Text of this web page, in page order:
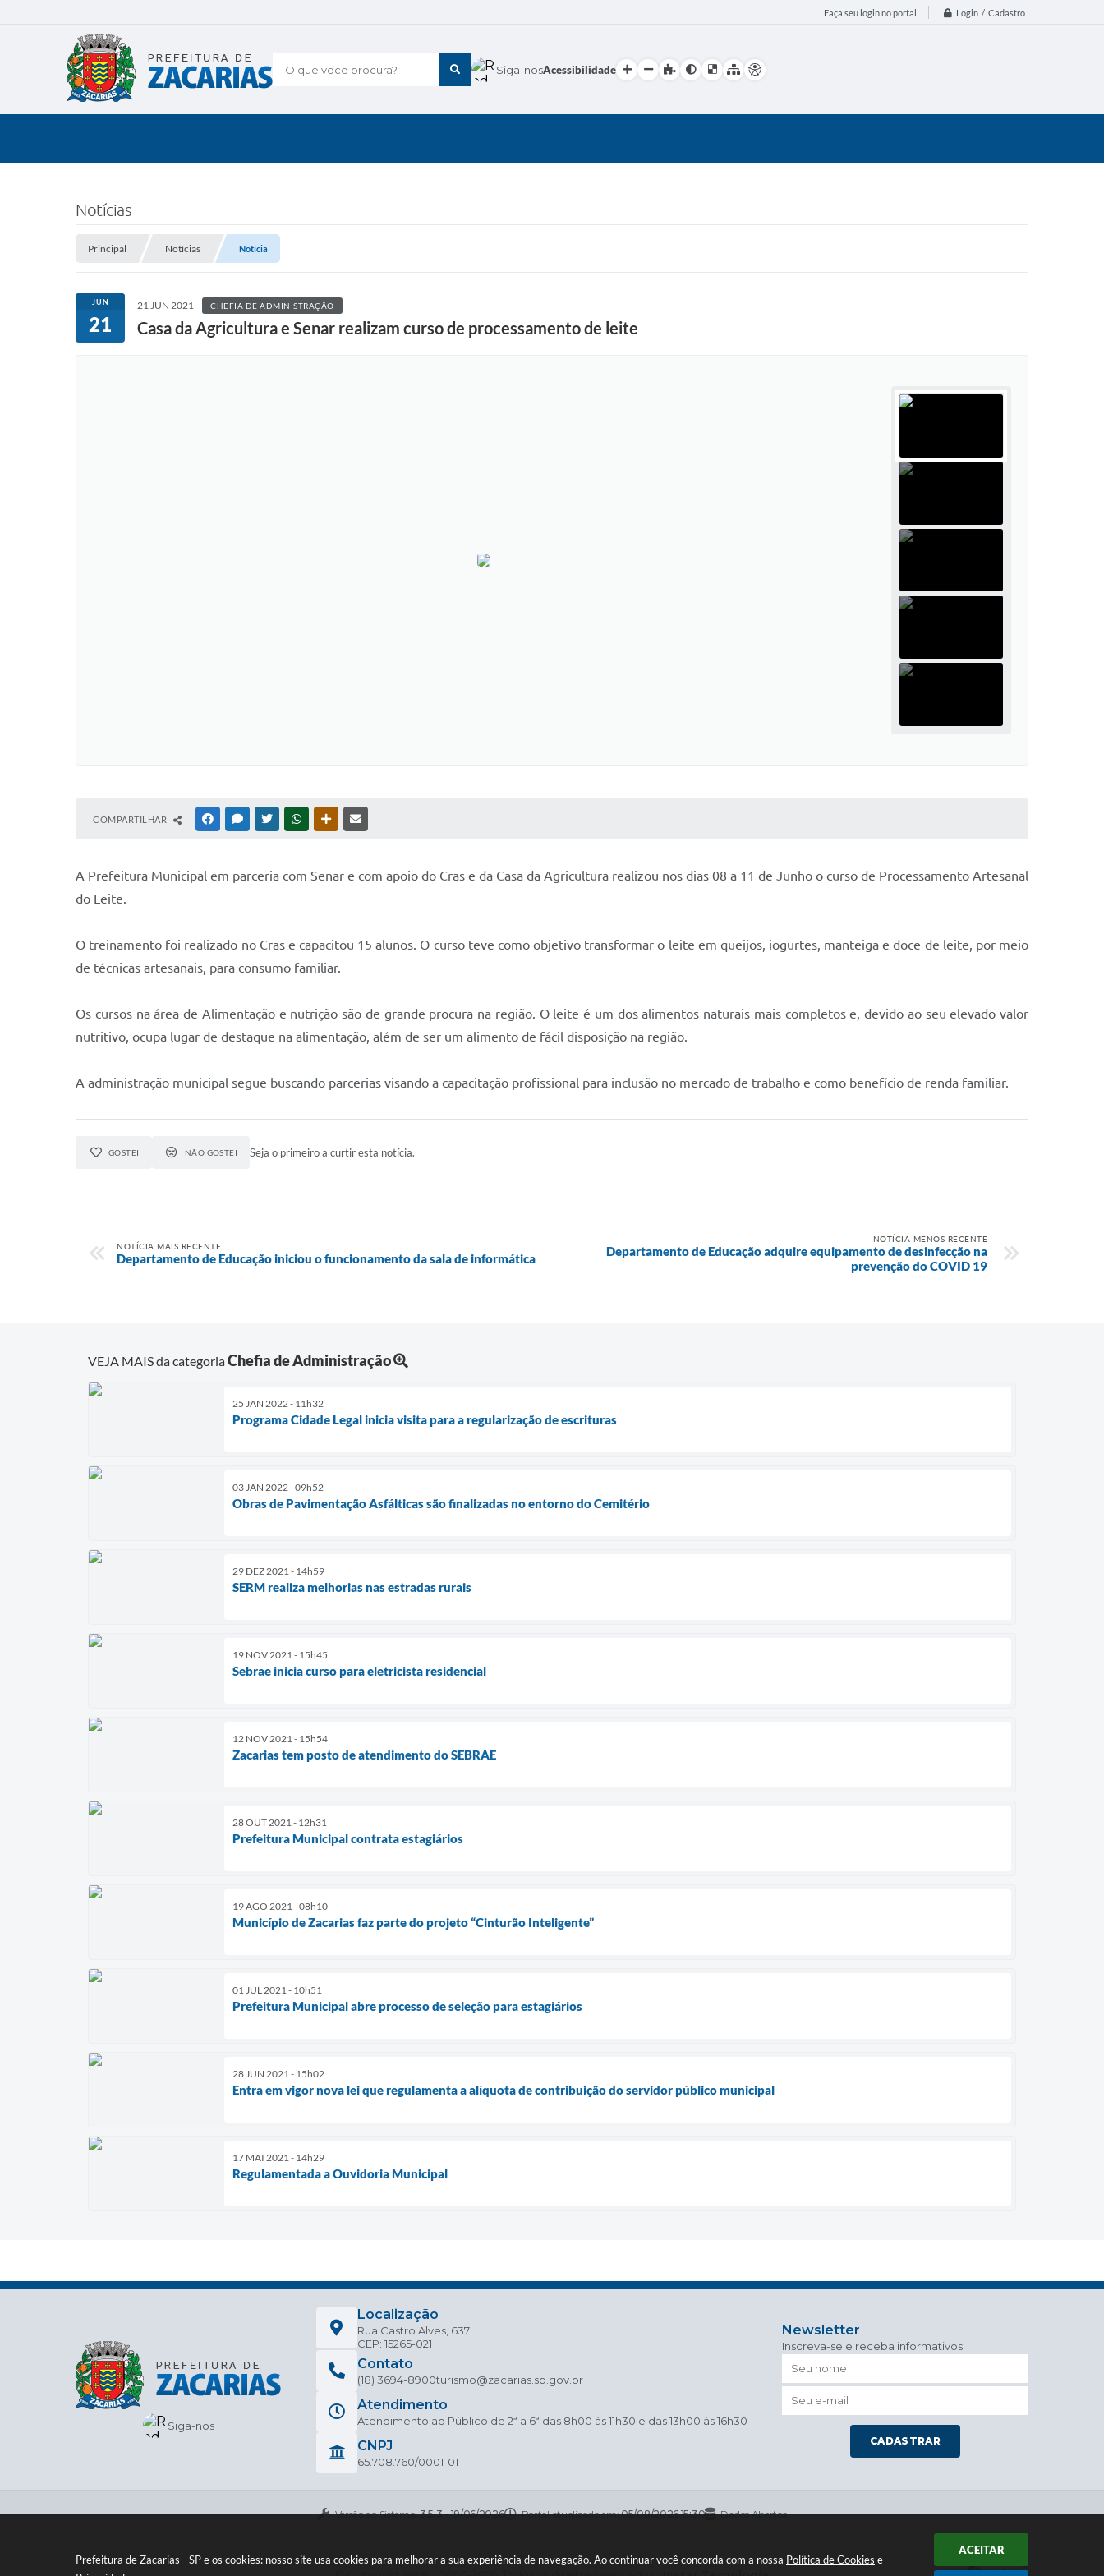
Prefeitura de Zacarias - SP e os cookies: nosso site usa cookies para melhorar a sua experiência de navegação. Ao continuar você concorda com a nossa Política de Cookies e
ACEITAR
Faça seu login no portal Login / Cadastro
O que voce procura? Siga-nosAcessibilidade
Notícias
Principal Notícias Notícia
JUN
21
21 JUN 2021 CHEFIA DE ADMINISTRAÇÃO
Casa da Agricultura e Senar realizam curso de processamento de leite
COMPARTILHAR FACEBOOKMESSENGER
TWITTERWHATSAPPOUTRAS MÍDIAS
A Prefeitura Municipal em parceria com Senar e com apoio do Cras e da Casa da Agricultura realizou nos dias 08 a 11 de Junho o curso de Processamento Artesanal
do Leite.
O treinamento foi realizado no Cras e capacitou 15 alunos. O curso teve como objetivo transformar o leite em queijos, iogurtes, manteiga e doce de leite, por meio
de técnicas artesanais, para consumo familiar.
Os cursos na área de Alimentação e nutrição são de grande procura na região. O leite é um dos alimentos naturais mais completos e, devido ao seu elevado valor
nutritivo, ocupa lugar de destaque na alimentação, além de ser um alimento de fácil disposição na região.
A administração municipal segue buscando parcerias visando a capacitação profissional para inclusão no mercado de trabalho e como benefício de renda familiar.
GOSTEI NÃO GOSTEI Seja o primeiro a curtir esta notícia.
NOTÍCIA MAIS RECENTE
Departamento de Educação iniciou o funcionamento da sala de informática
NOTÍCIA MENOS RECENTE
Departamento de Educação adquire equipamento de desinfecção na
prevenção do COVID 19
VEJA MAIS da categoriaChefia de Administração
25 JAN 2022 - 11h32
Programa Cidade Legal inicia visita para a regularização de escrituras
03 JAN 2022 - 09h52
Obras de Pavimentação Asfálticas são finalizadas no entorno do Cemitério
29 DEZ 2021 - 14h59
SERM realiza melhorias nas estradas rurais
19 NOV 2021 - 15h45
Sebrae inicia curso para eletricista residencial
12 NOV 2021 - 15h54
Zacarias tem posto de atendimento do SEBRAE
28 OUT 2021 - 12h31
Prefeitura Municipal contrata estagiários
19 AGO 2021 - 08h10
Município de Zacarias faz parte do projeto “Cinturão Inteligente”
01 JUL 2021 - 10h51
Prefeitura Municipal abre processo de seleção para estagiários
28 JUN 2021 - 15h02
Entra em vigor nova lei que regulamenta a alíquota de contribuição do servidor público municipal
17 MAI 2021 - 14h29
Regulamentada a Ouvidoria Municipal
Siga-nos
Localização
Rua Castro Alves, 637
CEP: 15265-021
Contato
(18) 3694-8900turismo@zacarias.sp.gov.br
Atendimento
Atendimento ao Público de 2ª a 6ª das 8h00 às 11h30 e das 13h00 às 16h30
CNPJ
65.708.760/0001-01
Newsletter
Inscreva-se e receba informativos
CADASTRAR
Versão do Sistema:3.5.3 - 19/06/2026 Portal atualizado em:05/08/2026 15:30 Dados Abertos